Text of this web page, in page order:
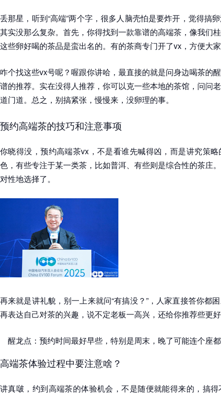
丢那星，听到“高端”两个字，很多人脑壳怕是要炸开，觉得搞
其实没那么复杂。首先，你得找到一款靠谱的高端茶，像我们
这些卵好喝的茶品是蛮出名的。有的茶商专门开了vx，方便大
咋个找这些vx号呢？喔跟你讲哈，最直接的就是问身边喝茶的
谱的推荐。实在没得人推荐，你可以克一些本地的茶馆，问问
道门道。总之，别搞紧张，慢慢来，没卵理的事。
预约高端茶的技巧和注意事项
你晓得没，预约高端茶vx，不是看谁先喊得凶，而是讲究策
色，有些专注于某一类茶，比如普洱、有些则是综合性的茶庄
对性地选择了。
再来就是讲礼貌，别一上来就问“有搞没？”，人家直接答你都
再表达自己对茶的兴趣，说不定老板一高兴，还给你推荐些更
醒龙点：预约时间最好早些，特别是周末，晚了可能连个座
高端茶体验过程中要注意啥？
讲真啵，约到高端茶的体验机会，不是随便就能得来的，搞